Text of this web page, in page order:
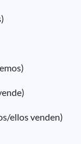
ellos venden)